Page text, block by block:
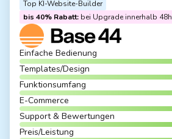
Top KI-Website-Builder
bis 40% Rabatt: bei Upgrade innerhalb 48h
Einfache Bedienung
Templates/Design
Funktionsumfang
E-Commerce
Support & Bewertungen
Preis/Leistung